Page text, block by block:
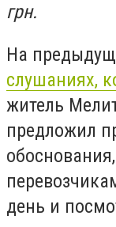
грн.
На
слушаниях,
житель
предложил
день и